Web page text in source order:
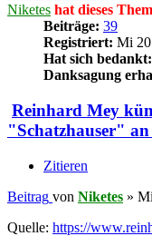
Niketes hat dieses
Beiträge: 39
Registriert: Mi
Hat sich bedankt:
Danksagung
Reinhard Mey
"Schatzhauser" an
Zitieren
Beitrag von Niketes »
Quelle: https://